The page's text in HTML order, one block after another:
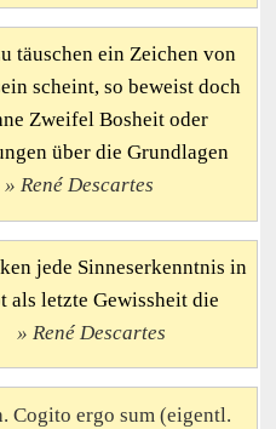
täuschen ein Zeichen von
scheint, so beweist doch
Zweifel Bosheit oder
über die Grundlagen
René Descartes
jede Sinneserkenntnis in
als letzte Gewissheit die
René Descartes
Cogito ergo sum (eigentl.